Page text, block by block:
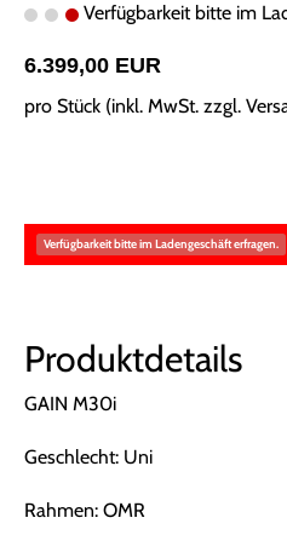
Verfügbarkeit bitte im
6.399,00 EUR
pro Stück (inkl. MwSt. zzgl.
Verfügbarkeit bitte im Ladengeschäft erfragen.
Produktdetails
GAIN M30i
Geschlecht: Uni
Rahmen: OMR